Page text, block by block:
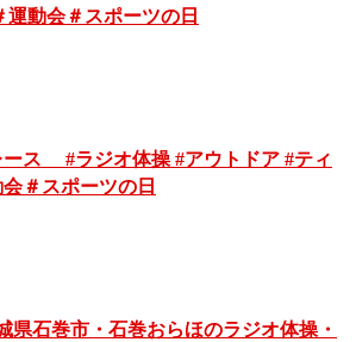
運動会＃スポーツの日
ース #ラジオ体操 #アウトドア #ティ
＃スポーツの日
県石巻市・石巻おらほのラジオ体操・